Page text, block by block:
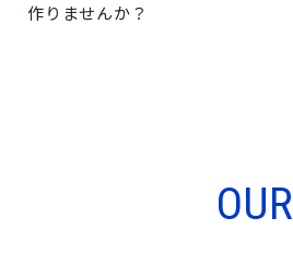
作りませんか？
OUR